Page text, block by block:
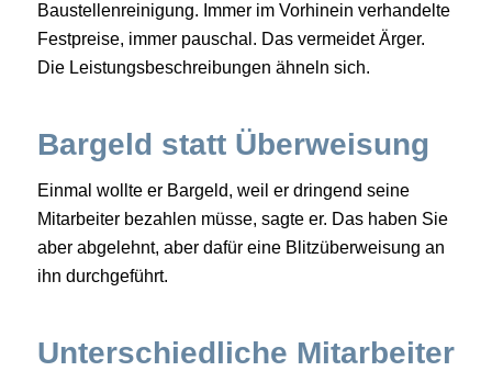
Baustellenreinigung. Immer im Vorhinein verhandelte
Festpreise, immer pauschal. Das vermeidet Ärger.
Die Leistungsbeschreibungen ähneln sich.
Bargeld statt Überweisung
Einmal wollte er Bargeld, weil er dringend seine
Mitarbeiter bezahlen müsse, sagte er. Das haben Sie
aber abgelehnt, aber dafür eine Blitzüberweisung an
ihn durchgeführt.
Unterschiedliche Mitarbeiter